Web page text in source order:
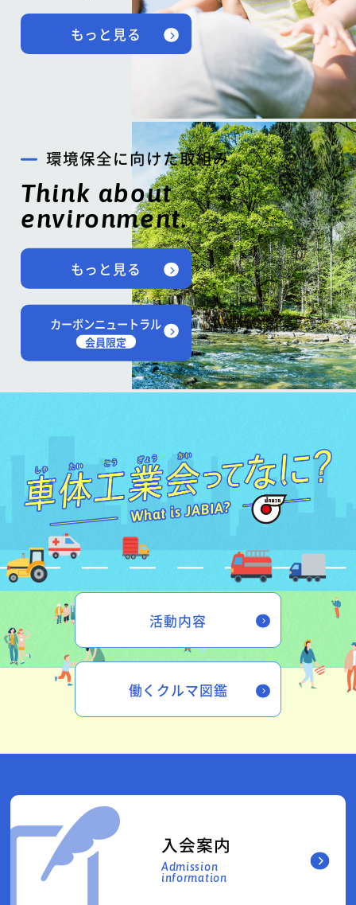
もっと見る
環境保全に向けた取組み
Think about
environment.
もっと見る
カーボンニュートラル
会員限定
活動内容
働くクルマ図鑑
入会案内
Admission
information